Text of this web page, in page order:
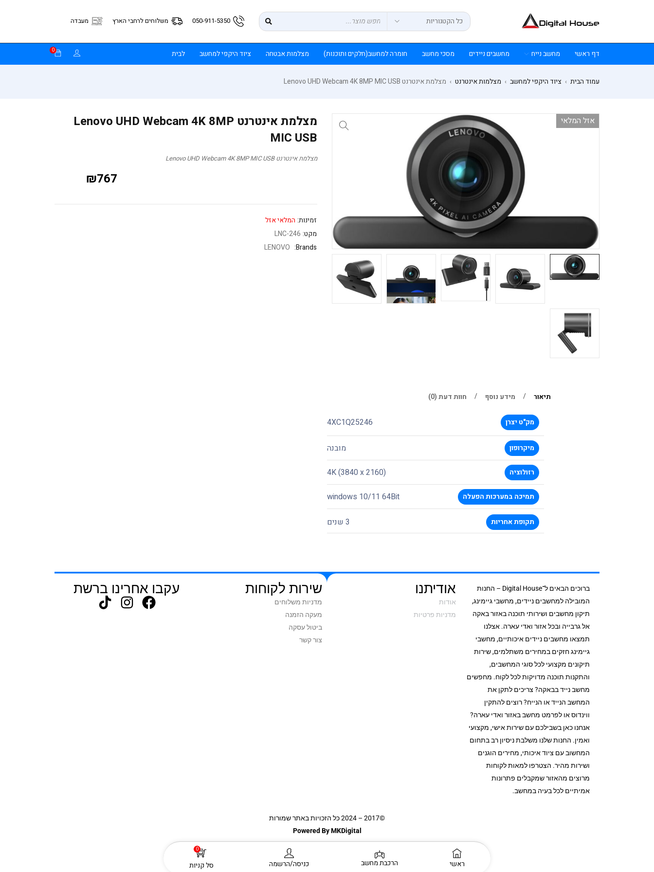
050-911-5350 משלוחים לרחבי הארץ מעבדה
דף ראשי מחשב נייח מחשבים ניידים מסכי מחשב חומרה למחשב(חלקים ותוכנות) מצלמות אבטחה ציוד היקפי למחשב לבית 0
עמוד הבית › ציוד היקפי למחשב › מצלמות אינטרנט › מצלמת אינטרנט Lenovo UHD Webcam 4K 8MP MIC USB
אזל המלאי
מצלמת אינטרנט Lenovo UHD Webcam 4K 8MP
MIC USB
מצלמת אינטרנט Lenovo UHD Webcam 4K 8MP MIC USB
₪767
זמינות: המלאי אזל
מקט: LNC-246
Brands:
LENOVO
תיאור מידע נוסף חוות דעת (0)
מק"ט יצרן 4XC1Q25246
מיקרופון מובנה
רזולוציה (4K (3840 x 2160
תמיכה במערכות הפעלה windows 10/11 64Bit
תקופת אחריות 3 שנים
ברוכים הבאים ל־Digital House – החנות
המובילה למחשבים ניידים, מחשבי גיימינג,
תיקון מחשבים ושירותי תוכנה באזור באקה
אל גרבייה ובכל אזור ואדי עארה. אצלנו
תמצאו מחשבים ניידים איכותיים, מחשבי
גיימינג חזקים במחירים משתלמים, שירות
תיקונים מקצועי לכל סוגי המחשבים,
והתקנות תוכנה מדויקות לכל לקוח. מחפשים
מחשב נייד בבאקה? צריכים לתקן את
המחשב הנייד או הנייח? רוצים להתקין
ווינדוס או לפרמט מחשב באזור ואדי עארה?
אנחנו כאן בשבילכם עם שירות אישי, מקצועי
ואמין. החנות שלנו משלבת ניסיון רב בתחום
המחשוב עם ציוד איכותי, מחירים הוגנים
ושירות מהיר. הצטרפו למאות לקוחות
מרוצים מהאזור שמקבלים פתרונות
אמיתיים לכל בעיה במחשב.
אודיתנו
אודות
מדניות פרטיות
שירות לקוחות
מדניות משלוחים
מעקה הזמנה
ביטול עסקה
צור קשר
עקבו אחרינו ברשת
©2017 – 2024 כל הזכויות באתר שמורות
Powered By MKDigital
ראשי הרכבת מחשב כניסה/הרשמה
0
סל קניות